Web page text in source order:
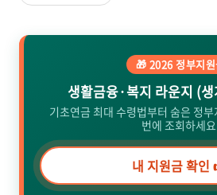
🎁 2026 정부지
생활금융·복지 라운지 (
기초연금 최대 수령법부터 숨은 정
번에 조회하세
내 지원금 확인